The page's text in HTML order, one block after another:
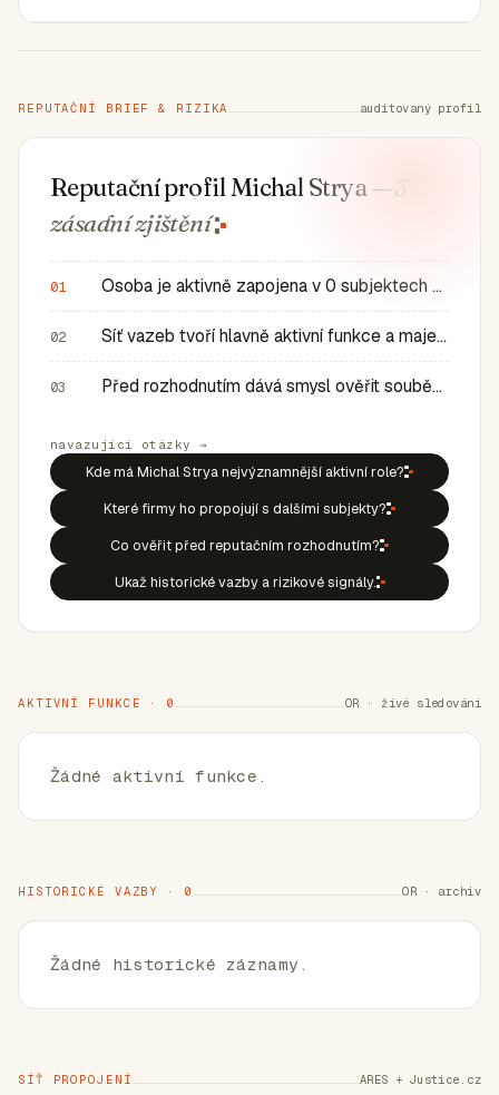
REPUTAČNÍ BRIEF & RIZIKA auditovaný profil
Reputační profil Michal Strya— 3
zásadnízjištění
01 Osoba je aktivně zapojena v 0 subjektech a má 0 historic…
02 Síť vazeb tvoří hlavně aktivní funkce a majetkové role v…
03 Před rozhodnutím dává smysl ověřit souběh rolí, historic…
navazující otázky →
Kde má Michal Strya nejvýznamnější aktivní role?
Které firmy ho propojují s dalšími subjekty?
Co ověřit před reputačním rozhodnutím?
Ukaž historické vazby a rizikové signály.
AKTIVNÍ FUNKCE · 0 OR · živé sledování
Žádné aktivní funkce.
HISTORICKÉ VAZBY · 0 OR · archiv
Žádné historické záznamy.
SÍŤ PROPOJENÍ ARES + Justice.cz